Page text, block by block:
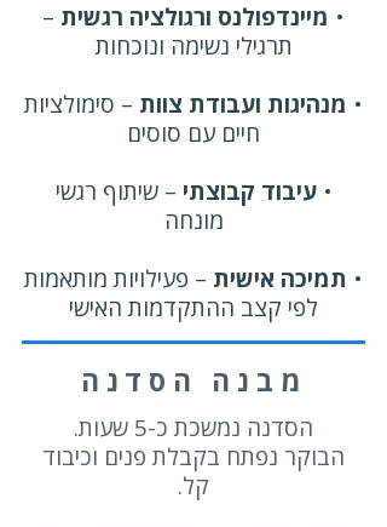
• מיינדפולנס ורגולציה רגשית –
תרגילי נשימה ונוכחות
• מנהיגות ועבודת צוות – סימולציות
חיים עם סוסים
•עיבוד קבוצתי – שיתוף רגשי
מונחה
• תמיכה אישית – פעילויות מותאמות
לפי קצב ההתקדמות האישי
מבנה הסדנה
הסדנה נמשכת כ-5 שעות.
הבוקר נפתח בקבלת פנים וכיבוד
קל.